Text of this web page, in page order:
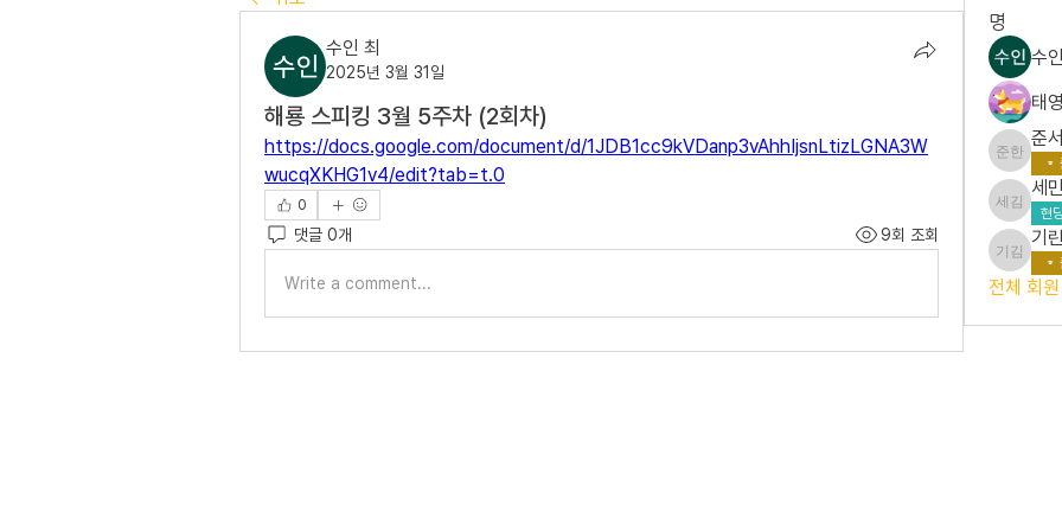
수인 최
2025년 3월 31일
해룡 스피킹 3월 5주차 (2회차)
https://docs.google.com/document/d/1JDB1cc9kVDanp3vAhhIjsnLtizLGNA3W
wucqXKHG1v4/edit?tab=t.0
0
댓글 0개 9회 조회
Write a comment...
명
수
태
준서 한
준
세민 김
세
현
기린 김
기
전체 회